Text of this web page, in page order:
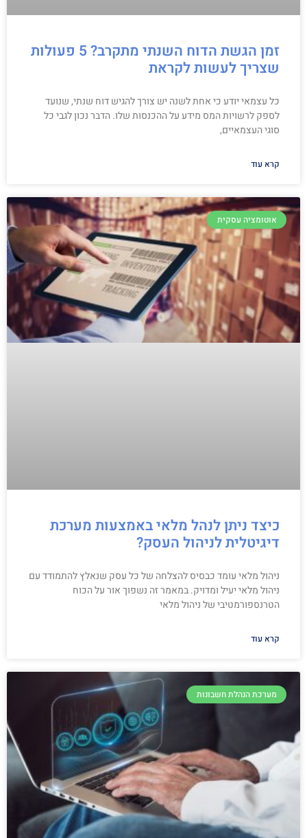
זמן הגשת הדוח השנתי מתקרב? 5 פעולות
שצריך לעשות לקראת
כל עצמאי יודע כי אחת לשנה יש צורך להגיש דוח שנתי, שנועד
לספק לרשויות המס מידע על ההכנסות שלו. הדבר נכון לגבי כל
סוגי העצמאיים,
קרא עוד
אוטומציה עסקית
כיצד ניתן לנהל מלאי באמצעות מערכת
דיגיטלית לניהול העסק?
ניהול מלאי עומד כבסיס להצלחה של כל עסק שנאלץ להתמודד עם
ניהול מלאי יעיל ומדויק. במאמר זה נשפוך אור על הכוח
הטרנספורמטיבי של ניהול מלאי
קרא עוד
מערכת הנהלת חשבונות